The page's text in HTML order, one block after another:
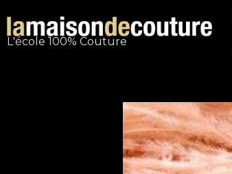
au
contenu
L'école 100% Couture